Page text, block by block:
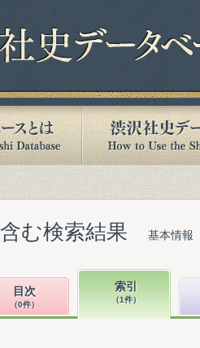
む検索結果 基本情報
目次
（0件）
索引
（1件）